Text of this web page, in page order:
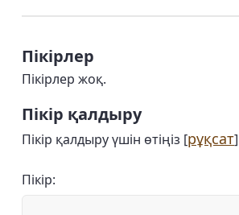
Пікірлер
Пікірлер жоқ.
Пікір қалдыру
Пікір қалдыру үшін өтіңіз [рұқсат]
Пікір: